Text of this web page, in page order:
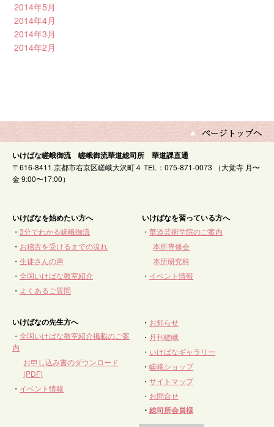
2014年5月
2014年4月
2014年3月
2014年2月
いけばな嵯峨御流 嵯峨御流華道総司所 華道課直通
〒616-8411 京都市右京区嵯峨大沢町４ TEL：075-871-0073 （大覚寺 月〜
金 9:00〜17:00）
いけばなを始めたい方へ
・ 3分でわかる嵯峨御流
・ お稽古を受けるまでの流れ
・ 生徒さんの声
・ 全国いけばな教室紹介
・ よくあるご質問
いけばなを習っている方へ
・華道芸術学院のご案内
本所専修会
本所研究科
・ イベント情報
いけばなの先生方へ
・ 全国いけばな教室紹介掲載のご案
内
お申し込み書のダウンロード
(PDF)
・ イベント情報
・ お知らせ
・ 月刊嵯峨
・ いけばなギャラリー
・嵯峨ショップ
・サイトマップ
・ お問合せ
・総司所会員様